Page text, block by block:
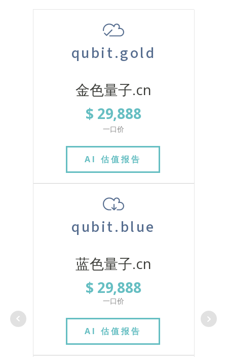
qubit.gold
金色量子.cn
$ 29,888
一口价
AI 估值报告
qubit.blue
蓝色量子.cn
$ 29,888
一口价
AI 估值报告